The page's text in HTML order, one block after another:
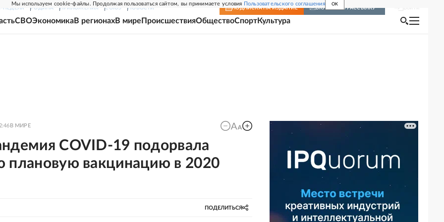
Мы используем cookie-файлы. Продолжая пользоваться сайтом, вы принимаете условия Пользовательского соглашения OK
НЕДЕЛЯ РОДИНА ПРИЛОЖЕНИЯ СОЮЗ НОВОСТИ ПОДПИСКА НА ИЗДАНИЕ ВКЛЮЧИТЬ РАССЫЛКУ
СВОЭкономикаВ регионахВ мире ПроисшествияОбществоСпортКультура
В МИРЕ
COVID-19 подорвала
плановую вакцинацию в 2020
ПОДЕЛИТЬСЯ